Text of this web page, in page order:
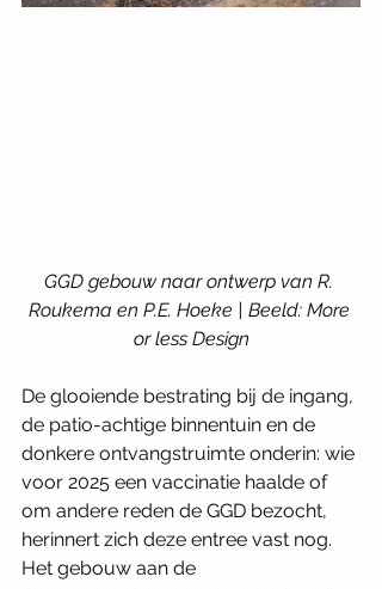
GGD gebouw naar ontwerp van R.
Roukema en P.E. Hoeke | Beeld: More
or less Design
De glooiende bestrating bij de ingang,
de patio-achtige binnentuin en de
donkere ontvangstruimte onderin: wie
voor 2025 een vaccinatie haalde of
om andere reden de GGD bezocht,
herinnert zich deze entree vast nog.
Het gebouw aan de